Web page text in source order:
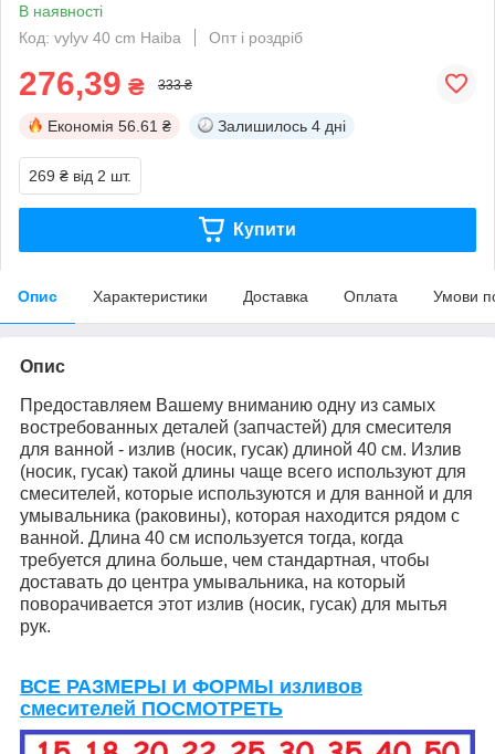
В наявності
Код: vylyv 40 cm Haiba
Опт і роздріб
276,39 ₴ 333 ₴
Економія 56.61 ₴ Залишилось 4 дні
269 ₴ від 2 шт.
Купити
Опис Характеристики Доставка Оплата Умови
Опис
Предоставляем Вашему вниманию одну из самых
востребованных деталей (запчастей) для смесителя
для ванной - излив (носик, гусак) длиной 40 см. Излив
(носик, гусак) такой длины чаще всего используют для
смесителей, которые используются и для ванной и для
умывальника (раковины), которая находится рядом с
ванной. Длина 40 см используется тогда, когда
требуется длина больше, чем стандартная, чтобы
доставать до центра умывальника, на который
поворачивается этот излив (носик, гусак) для мытья
рук.
ВСЕ РАЗМЕРЫ И ФОРМЫ изливов
смесителей ПОСМОТРЕТЬ